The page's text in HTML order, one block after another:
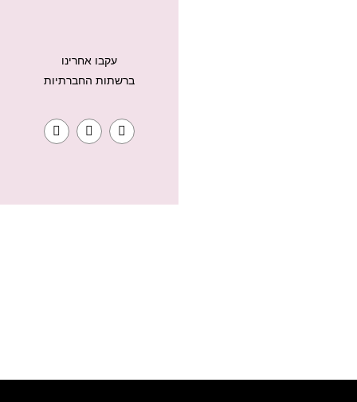
עקבו אחרינו
ברשתות החברתיות